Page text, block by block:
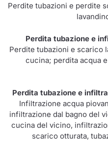
Perdite tubazioni e perdite
Perdita tubazione e
Perdite tubazioni e scarico
cucina; perdita acqua
Perdita tubazione e
Infiltrazione acqua
infiltrazione dal bagno del
cucina del vicino,
scarico otturata,